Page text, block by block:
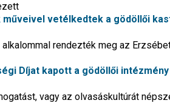
vetélkedtek a gödöllői
rendezték meg az
Díjat kapott a gödöllői intézmény
vagy az olvasáskultúrát